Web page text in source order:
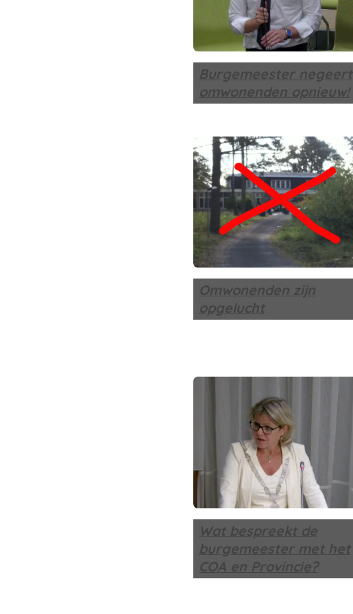
Burgemeester negeert
omwonenden opnieuw!
Omwonenden zijn
opgelucht
Wat bespreekt de
burgemeester met het
COA en Provincie?